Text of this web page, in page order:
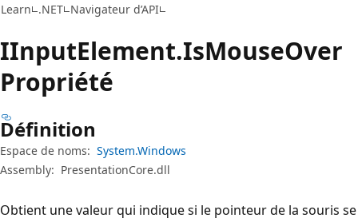
Learn .NET Navigateur d’API
IInputElement.IsMouseOver
Propriété
Définition
Espace de noms: System.Windows
Assembly: PresentationCore.dll
Obtient une valeur qui indique si le pointeur de la souris se